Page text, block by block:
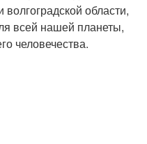
области,
всей нашей планеты,
человечества.